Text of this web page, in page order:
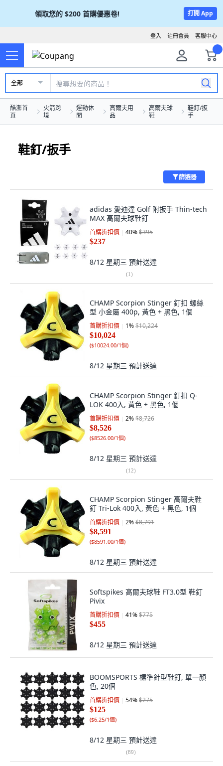
領取您的 $200 首購優惠卷! 打開 App
客服中心
註冊會員
登入
全部
酷澎首
頁
火箭跨
境
運動休
閒
高爾夫用
品
高爾夫球
鞋
鞋釘/扳
手
鞋釘/扳手
篩選器
adidas 愛迪達 Golf 附扳手 Thin-tech
MAX 高爾夫球鞋釘
首購折扣價 40%$395
$237
8/12 星期三 預計送達
(1)
CHAMP Scorpion Stinger 釘扣 螺絲
型 小金屬 400p, 黃色 + 黑色, 1個
首購折扣價 1%$10,224
$10,024
($10024.00/1個)
8/12 星期三 預計送達
CHAMP Scorpion Stinger 釘扣 Q-
LOK 400入, 黃色 + 黑色, 1個
首購折扣價 2%$8,726
$8,526
($8526.00/1個)
8/12 星期三 預計送達
(12)
CHAMP Scorpion Stinger 高爾夫鞋
釘 Tri-Lok 400入, 黃色 + 黑色, 1個
首購折扣價 2%$8,791
$8,591
($8591.00/1個)
8/12 星期三 預計送達
Softspikes 高爾夫球鞋 FT3.0型 鞋釘
Pivix
首購折扣價 41%$775
$455
8/12 星期三 預計送達
BOOMSPORTS 標準針型鞋釘, 單一顏
色, 20個
首購折扣價 54%$275
$125
($6.25/1個)
8/12 星期三 預計送達
(89)